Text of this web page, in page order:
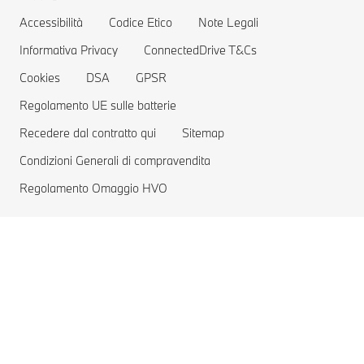
Prenota un Test Drive
Gamma auto elettriche
Costi delle auto elettriche
Vetture Plug-in Hybrid
Accessibilità
Codice Etico
Note Legali
Informativa Privacy
ConnectedDrive T&Cs
Cookies
DSA
GPSR
Regolamento UE sulle batterie
Recedere dal contratto qui
Sitemap
Condizioni Generali di compravendita
Regolamento Omaggio HVO